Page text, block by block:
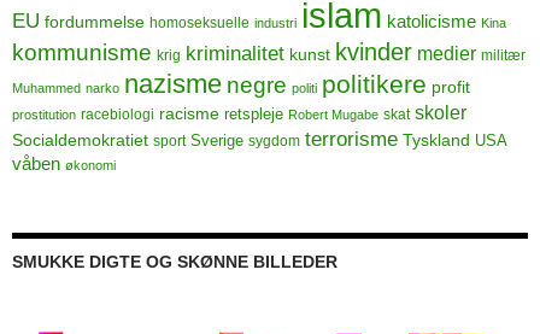
EU fordummelse homoseksuelle industri islam katolicisme Kina
kommunisme krig kriminalitet kunst kvinder medier militær
Muhammed narko nazisme negre politi politikere profit
prostitution racebiologi racisme retspleje Robert Mugabe skat skoler
Socialdemokratiet sport Sverige sygdom terrorisme Tyskland USA
våben økonomi
SMUKKE DIGTE OG SKØNNE BILLEDER